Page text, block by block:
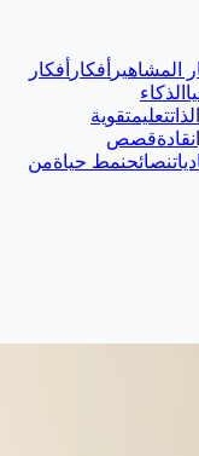
المشاهير أفكار أفكار
الذكاء
تعليمتقوية
قادةقصص
نصائحنمط حياةمن